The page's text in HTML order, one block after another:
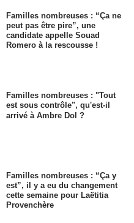
Familles nombreuses : “Ça ne
peut pas être pire”, une
candidate appelle Souad
Romero à la rescousse !
Familles nombreuses : "Tout
est sous contrôle", qu'est-il
arrivé à Ambre Dol ?
Familles nombreuses : “Ça y
est”, il y a eu du changement
cette semaine pour Laëtitia
Provenchère